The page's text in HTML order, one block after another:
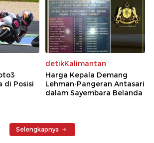
di Posisi
detikKalimantan
Harga Kepala Demang
Lehman-Pangeran Antasari
dalam Sayembara Belanda
Selengkapnya